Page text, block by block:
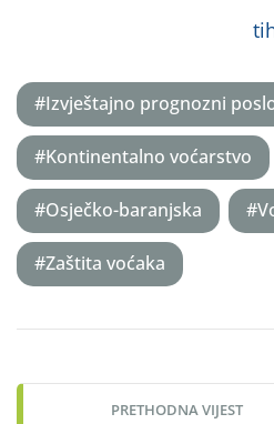
#Izvještajno prognozni
#Kontinentalno voćarstvo
#Osječko-baranjska
#Zaštita voćaka
navigation
PRETHODNA VIJEST